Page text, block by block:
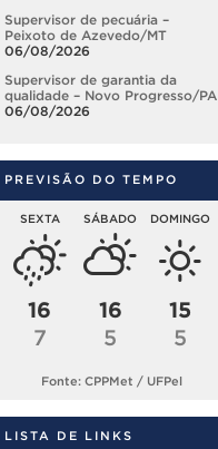
Supervisor de pecuária –
Peixoto de Azevedo/MT
06/08/2026
Supervisor de garantia da
qualidade – Novo Progresso/PA
06/08/2026
PREVISÃO DO TEMPO
SEXTA
16
7
SÁBADO
16
5
DOMINGO
15
5
Fonte: CPPMet / UFPel
LISTA DE LINKS